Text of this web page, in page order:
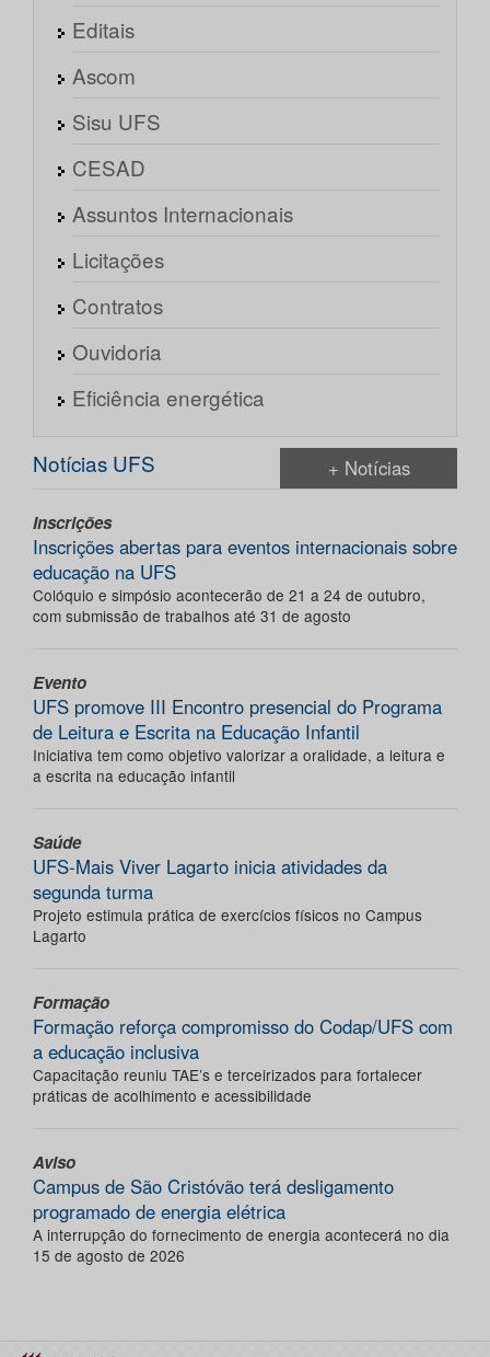
Editais
Ascom
Sisu UFS
CESAD
Assuntos Internacionais
Licitações
Contratos
Ouvidoria
Eficiência energética
Notícias UFS + Notícias
Inscrições
Inscrições abertas para eventos internacionais sobre
educação na UFS
Colóquio e simpósio acontecerão de 21 a 24 de outubro,
com submissão de trabalhos até 31 de agosto
Evento
UFS promove III Encontro presencial do Programa
de Leitura e Escrita na Educação Infantil
Iniciativa tem como objetivo valorizar a oralidade, a leitura e
a escrita na educação infantil
Saúde
UFS-Mais Viver Lagarto inicia atividades da
segunda turma
Projeto estimula prática de exercícios físicos no Campus
Lagarto
Formação
Formação reforça compromisso do Codap/UFS com
a educação inclusiva
Capacitação reuniu TAE’s e terceirizados para fortalecer
práticas de acolhimento e acessibilidade
Aviso
Campus de São Cristóvão terá desligamento
programado de energia elétrica
A interrupção do fornecimento de energia acontecerá no dia
15 de agosto de 2026